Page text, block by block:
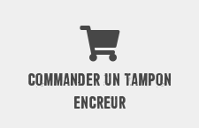
COMMANDER UN TAMPON
ENCREUR